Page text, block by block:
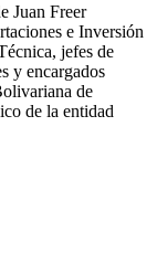
Juan Freer
e Inversión
jefes de
y encargados
de
de la entidad